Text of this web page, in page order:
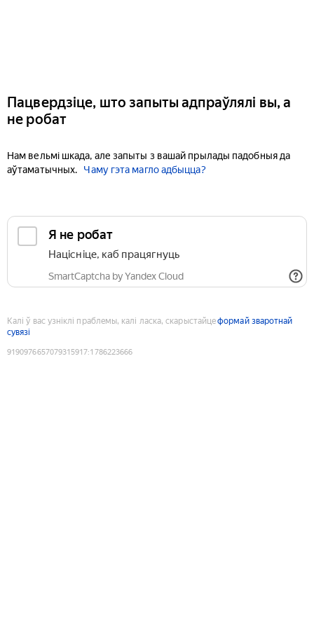
Пацвердзіце, што запыты адпраўлялі вы, а
не робат
Нам вельмі шкада, але запыты з вашай прылады падобныя да
аўтаматычных.
Чаму гэта магло адбыцца?
Я не робат
Націсніце, каб працягнуць
SmartCaptcha by Yandex Cloud
Калі ў вас узніклі праблемы, калі ласка, скарыстайцеформай зваротнай
сувязі
9190976657079315917:1786223666